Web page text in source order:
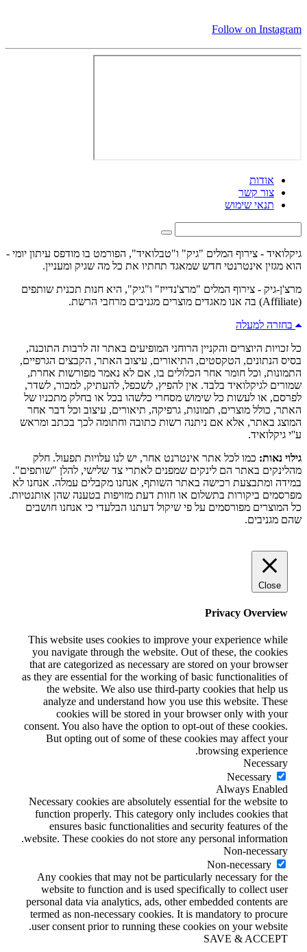
Follow on Instagram
אודות
צור קשר
תנאי שימוש
גיקלואיד - צירוף המלים "גיק" ו"טבלואיד", הפורמט בו מודפס עיתון יומי -
הוא מגזין אינטרנטי חדש שמאגד תחתיו את כל מה שגיק ומעניין.
מרצ'ן-גיק - צירוף המלים "מרצ'נדייז" ו"גיק", היא חנות תכנית שותפים
(Affiliate) בה אנו מאגדים מוצרים מגניבים מרחבי הרשת.
בחזרה למעלה
כל זכויות היוצרים והקניין הרוחני המופיעים באתר זה לרבות התוכנה,
בסיס הנתונים, הטקסטים, התיאורים, עיצוב האתר, הקבצים הגרפיים,
התמונות, וכל חומר אחר הכלולים בו, אם לא נאמר מפורשות אחרת,
שמורים לגיקלואיד בלבד. אין להפיץ, לשכפל, להעתיק, למכור, לשדר,
לפרסם, או לעשות כל שימוש מסחרי כלשהו בכל או בחלק מתכניו של
האתר, כולל מוצרים, תמונות, גרפיקה, תיאורים, עיצוב וכל דבר אחר
המוצג באתר, אלא אם ניתנה רשות כתובה וחתומה לכך בכתב ומראש
ע''י גיקלואיד.
גילוי נאות: כמו לכל אתר אינטרנט אחר, יש לנו עלויות תפעול. חלק
מהלינקים באתר הם לינקים שמפנים לאתרי צד שלישי, להלן "שותפים".
במידה ומתבצעת רכישה באתר השותף, אנחנו מקבלים עמלה. אנחנו לא
מפרסמים ביקורות בתשלום או חוות דעת מזויפות בטענה שהן אותנטיות.
כל המוצרים מפורסמים על פי שיקול דעתנו הבלעדי כי אנחנו חושבים
שהם מגניבים.
Close
Privacy Overview
This website uses cookies to improve your experience while
you navigate through the website. Out of these, the cookies
that are categorized as necessary are stored on your browser
as they are essential for the working of basic functionalities of
the website. We also use third-party cookies that help us
analyze and understand how you use this website. These
cookies will be stored in your browser only with your
consent. You also have the option to opt-out of these cookies.
But opting out of some of these cookies may affect your
browsing experience.
Necessary
Necessary
Always Enabled
Necessary cookies are absolutely essential for the website to
function properly. This category only includes cookies that
ensures basic functionalities and security features of the
website. These cookies do not store any personal information.
Non-necessary
Non-necessary
Any cookies that may not be particularly necessary for the
website to function and is used specifically to collect user
personal data via analytics, ads, other embedded contents are
termed as non-necessary cookies. It is mandatory to procure
user consent prior to running these cookies on your website.
SAVE & ACCEPT